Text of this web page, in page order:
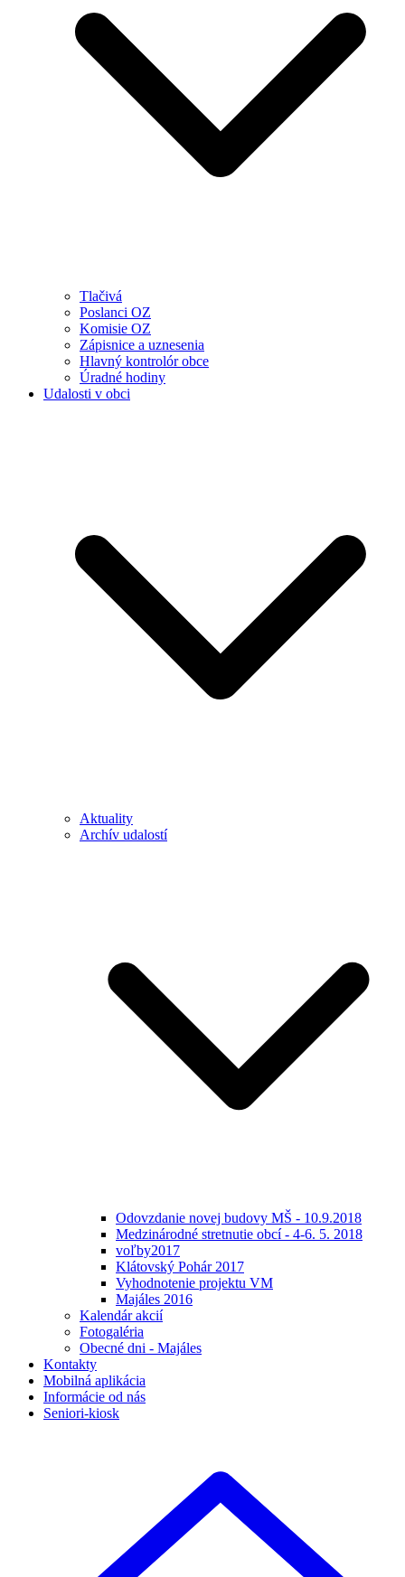
Tlačivá
Poslanci OZ
Komisie OZ
Zápisnice a uznesenia
Hlavný kontrolór obce
Úradné hodiny
Udalosti v obci
Aktuality
Archív udalostí
Odovzdanie novej budovy MŠ - 10.9.2018
Medzinárodné stretnutie obcí - 4-6. 5. 2018
voľby2017
Klátovský Pohár 2017
Vyhodnotenie projektu VM
Majáles 2016
Kalendár akcií
Fotogaléria
Obecné dni - Majáles
Kontakty
Mobilná aplikácia
Informácie od nás
Seniori-kiosk